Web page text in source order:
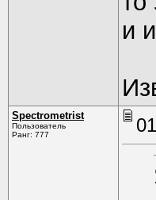
и
Spectrometrist
Пользователь
Ранг: 777